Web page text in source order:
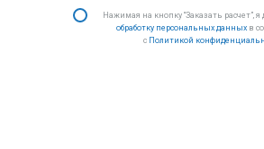
Нажимая на кнопку “Заказать расчет”, я
обработку персональных данныхв
с Политикой